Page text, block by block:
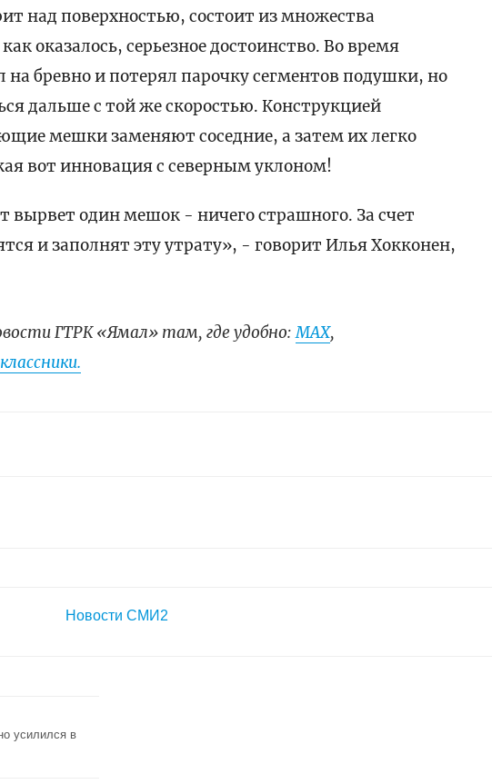
над поверхностью, состоит из множества
оказалось, серьезное достоинство. Во время
на бревно и потерял парочку сегментов подушки, но
дальше с той же скоростью. Конструкцией
мешки заменяют соседние, а затем их легко
вот инновация с северным уклоном!
вырвет один мешок - ничего страшного. За счет
и заполнят эту утрату», - говорит Илья Хокконен,
ГТРК «Ямал» там, где удобно:МАХ,
Новости СМИ2
усилился в